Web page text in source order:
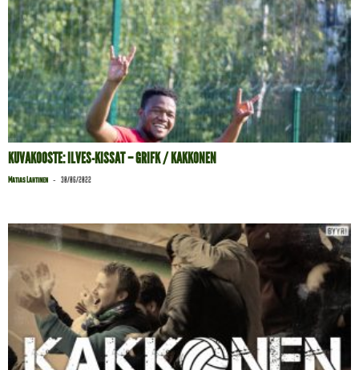
KUVAKOOSTE: ILVES-KISSAT – GRIFK / KAKKONEN
Matias Lahtinen - 30/06/2022